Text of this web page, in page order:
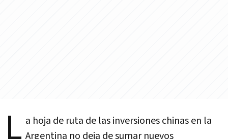
L a hoja de ruta de las inversiones chinas en la
Argentina no deja de sumar nuevos